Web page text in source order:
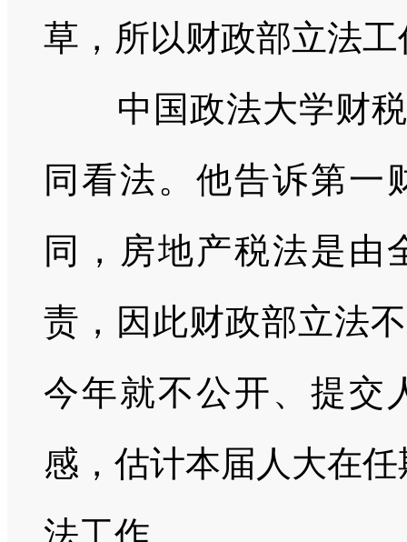
草，所以财政部立法
中国政法大学财
同看法。他告诉第一
同，房地产税法是由
责，因此财政部立法
今年就不公开、提交
感，估计本届人大在